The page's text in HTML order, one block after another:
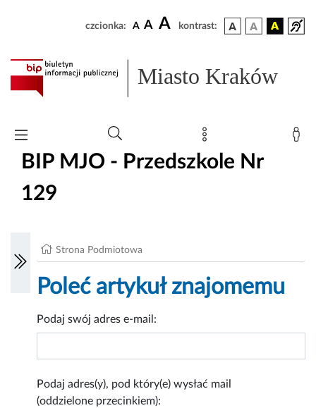
czcionka: A A A kontrast:
Miasto Kraków
BIP MJO - Przedszkole Nr
129
Strona Podmiotowa
Poleć artykuł znajomemu
Podaj swój adres e-mail:
Podaj adres(y), pod który(e) wysłać mail
(oddzielone przecinkiem):